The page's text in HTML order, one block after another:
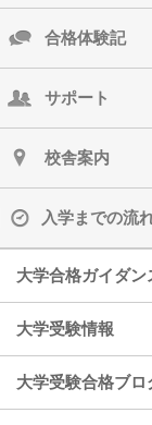
合格体験記
サポート
校舎案内
入学までの流
大学合格ガイダン
大学受験情報
大学受験合格ブロ